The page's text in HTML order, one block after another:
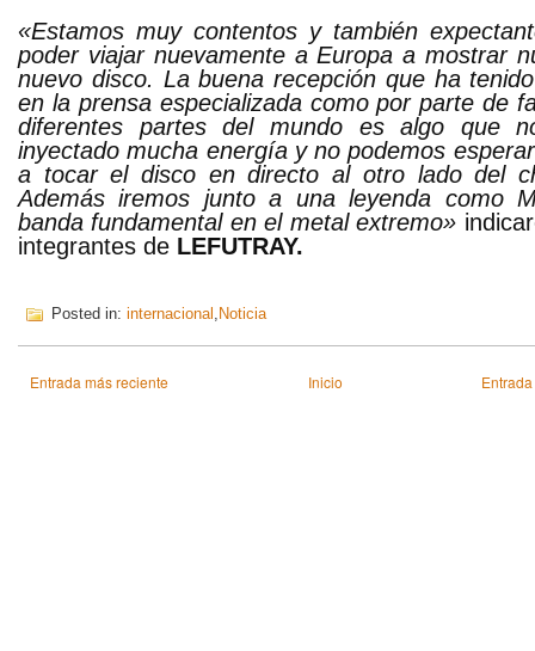
«Estamos muy contentos y también
poder viajar nuevamente a Europa a mostrar
nuevo disco. La buena recepción que ha
en la prensa especializada como por parte de
diferentes partes del mundo es algo que
inyectado mucha energía y no podemos
a tocar el disco en directo al otro lado del
Además iremos junto a una leyenda como
banda fundamental en el metal extremo»
integrantes de LEFUTRAY.
Posted in: internacional , Noticia
Entrada más reciente Inicio